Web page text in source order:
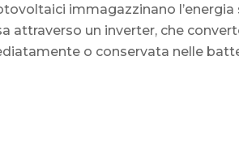
immagazzinano
attraverso un inverter, che
o conservata nelle